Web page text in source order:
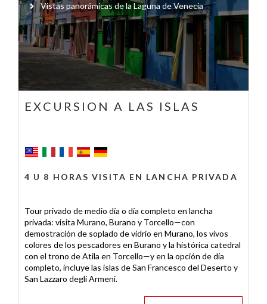
Vistas panorámicas de la Laguna de Venecia
EXCURSION A LAS ISLAS
4 U 8 HORAS VISITA EN LANCHA PRIVADA
Tour privado de medio día o día completo en lancha
privada: visita Murano, Burano y Torcello—con
demostración de soplado de vidrio en Murano, los vivos
colores de los pescadores en Burano y la histórica catedral
con el trono de Atila en Torcello—y en la opción de día
completo, incluye las islas de San Francesco del Deserto y
San Lazzaro degli Armeni.